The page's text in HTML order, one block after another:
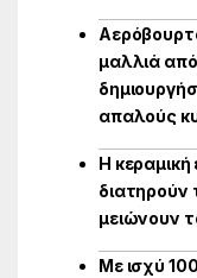
μαλλιά από
απαλούς
Η
διατηρούν
μειώνουν
Με ισχύ